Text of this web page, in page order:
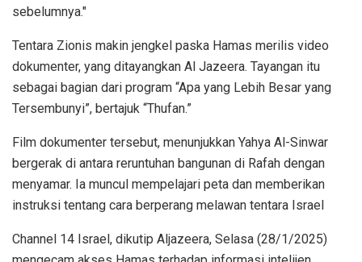
sebelumnya."
Tentara Zionis makin jengkel paska Hamas merilis video
dokumenter, yang ditayangkan Al Jazeera. Tayangan itu
sebagai bagian dari program “Apa yang Lebih Besar yang
Tersembunyi”, bertajuk “Thufan.”
Film dokumenter tersebut, menunjukkan Yahya Al-Sinwar
bergerak di antara reruntuhan bangunan di Rafah dengan
menyamar. Ia muncul mempelajari peta dan memberikan
instruksi tentang cara berperang melawan tentara Israel
Channel 14 Israel, dikutip Aljazeera, Selasa (28/1/2025)